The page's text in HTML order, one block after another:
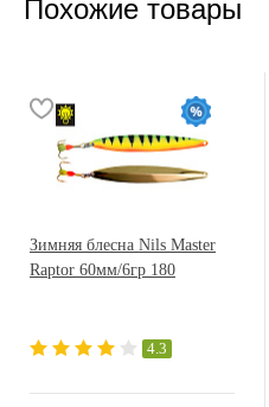
Похожие товары
Зимняя блесна Nils Master
Raptor 60мм/6гр 180
4.3